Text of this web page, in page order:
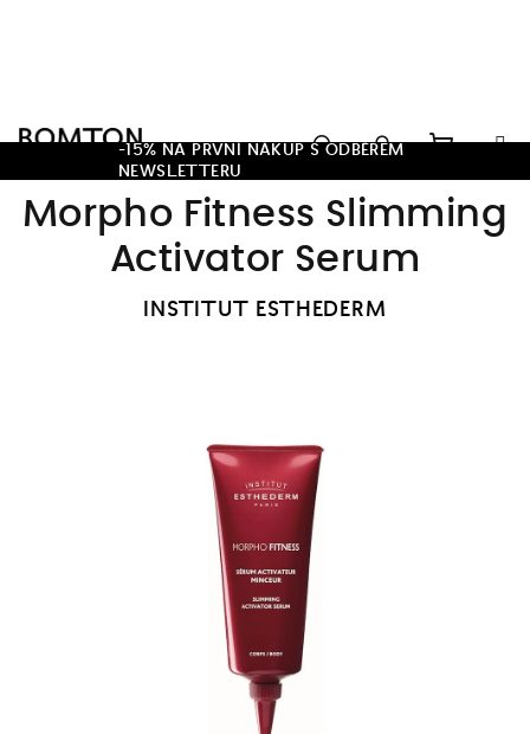
-15% NA PRVNÍ NÁKUP S ODBĚREM
NEWSLETTERU
Hledat
Přihlášení
Morpho Fitness Slimming
Activator Serum
INSTITUT ESTHEDERM